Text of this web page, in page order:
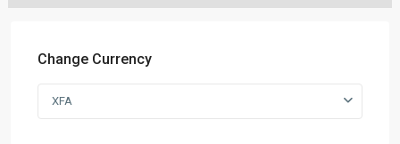
Change Currency
XFA